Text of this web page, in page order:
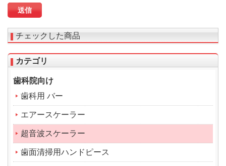
チェックした商品
カテゴリ
歯科院向け
歯科用 バー
エアースケーラー
超音波スケーラー
歯面清掃用ハンドピース